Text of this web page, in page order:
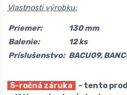
Vlastnosti výrobku:
Priemer:
130 mm
Balenie:
12 ks
Príslušenstvo: BACU09,
5-ročná záruka
- tento